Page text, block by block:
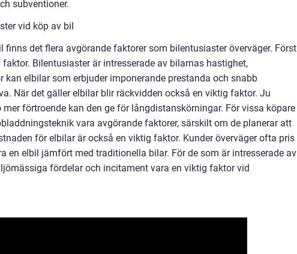
subventioner.
vid köp av bil
finns det flera avgörande faktorer som bilentusiaster överväger. Först
Bilentusiaster är intresserade av bilarnas hastighet,
kan elbilar som erbjuder imponerande prestanda och snabb
När det gäller elbilar blir räckvidden också en viktig faktor. Ju
mer förtroende kan den ge för långdistanskörningar. För vissa köpare
vara avgörande faktorer, särskilt om de planerar att
för elbilar är också en viktig faktor. Kunder överväger ofta pris
en elbil jämfört med traditionella bilar. För de som är intresserade av
fördelar och incitament vara en viktig faktor vid